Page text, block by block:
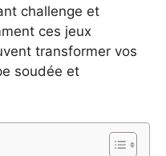
challenge et
ces jeux
transformer vos
soudée et